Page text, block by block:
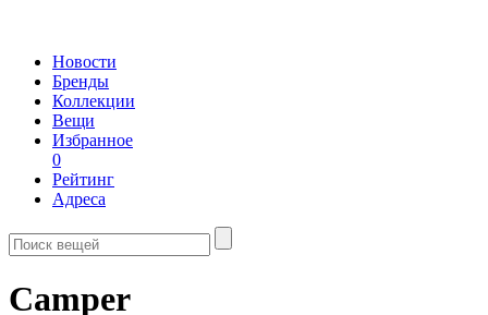
Новости
Бренды
Коллекции
Вещи
Избранное
0
Рейтинг
Адреса
Camper